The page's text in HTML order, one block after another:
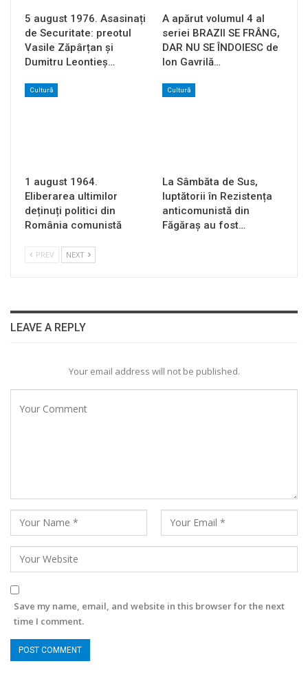
5 august 1976. Asasinați
de Securitate: preotul
Vasile Zăpârțan și
Dumitru Leontieș…
A apărut volumul 4 al
seriei BRAZII SE FRÂNG,
DAR NU SE ÎNDOIESC de
Ion Gavrilă…
Cultură
1 august 1964.
Eliberarea ultimilor
deținuți politici din
România comunistă
Cultură
La Sâmbăta de Sus,
luptătorii în Rezistența
anticomunistă din
Făgăraș au fost…
PREV NEXT
LEAVE A REPLY
Your email address will not be published.
Save my name, email, and website in this browser for the next
time I comment.